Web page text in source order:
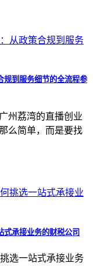
规到服务细节的全流程参
州荔湾的直播创业
么简单，而是要找
式承接业务的财税公司
选一站式承接业务